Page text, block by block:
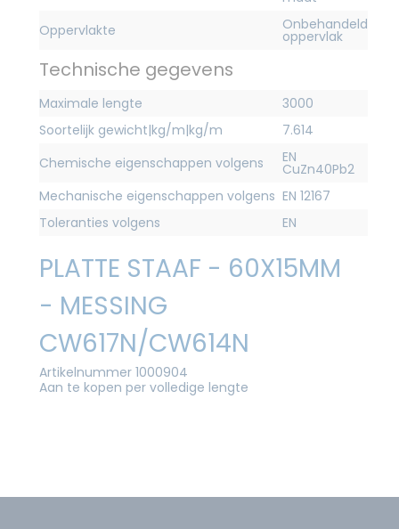
Oppervlakte
Onbehandeld
oppervlak
Technische gegevens
Maximale lengte
3000
Soortelijk gewicht|kg/m|kg/m
7.614
Chemische eigenschappen volgens
EN
CuZn40Pb2
Mechanische eigenschappen volgens EN 12167
Toleranties volgens
EN
PLATTE STAAF - 60X15MM
- MESSING
CW617N/CW614N
Artikelnummer 1000904
Aan te kopen per volledige lengte